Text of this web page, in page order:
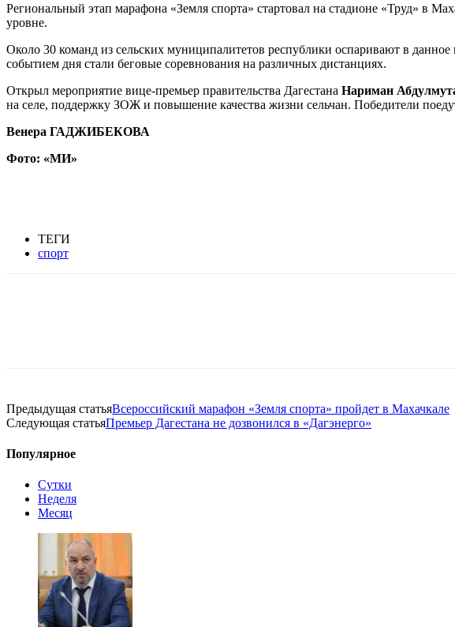
Региональный этап марафона «Земля спорта» стартовал на стадионе «Труд» в
уровне.
Около 30 команд из сельских муниципалитетов республики оспаривают в
событием дня стали беговые соревнования на различных дистанциях.
Открыл мероприятие вице-премьер правительства Дагестана Нариман
на селе, поддержку ЗОЖ и повышение качества жизни сельчан. Победители
Венера ГАДЖИБЕКОВА
Фото: «МИ»
ТЕГИ
спорт
Предыдущая статьяВсероссийский марафон «Земля спорта» пройдет в Махачкале
Следующая статьяПремьер Дагестана не дозвонился в «Дагэнерго»
Популярное
Сутки
Неделя
Месяц